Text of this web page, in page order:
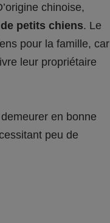
chinoise,
petits chiens. Le
pour la famille, car
leur propriétaire
en bonne
peu de